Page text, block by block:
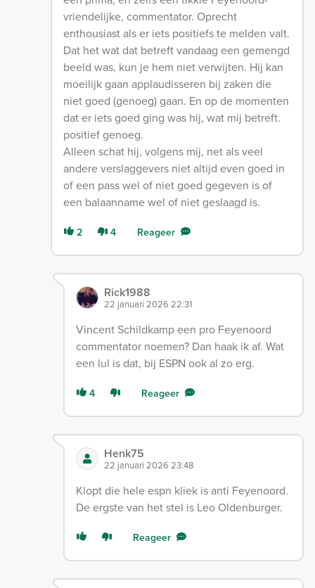
vriendelijke, commentator. Oprecht
enthousiast als er iets positiefs te melden valt.
Dat het wat dat betreft vandaag een gemengd
beeld was, kun je hem niet verwijten. Hij kan
moeilijk gaan applaudisseren bij zaken die
niet goed (genoeg) gaan. En op de momenten
dat er iets goed ging was hij, wat mij betreft.
positief genoeg.
Alleen schat hij, volgens mij, net als veel
andere verslaggevers niet altijd even goed in
of een pass wel of niet goed gegeven is of
een balaanname wel of niet geslaagd is.
2 4 Reageer
Rick1988
22 januari 2026 22:31
Vincent Schildkamp een pro Feyenoord
commentator noemen? Dan haak ik af. Wat
een lul is dat, bij ESPN ook al zo erg.
4 Reageer
Henk75
22 januari 2026 23:48
Klopt die hele espn kliek is anti Feyenoord.
De ergste van het stel is Leo Oldenburger.
Reageer